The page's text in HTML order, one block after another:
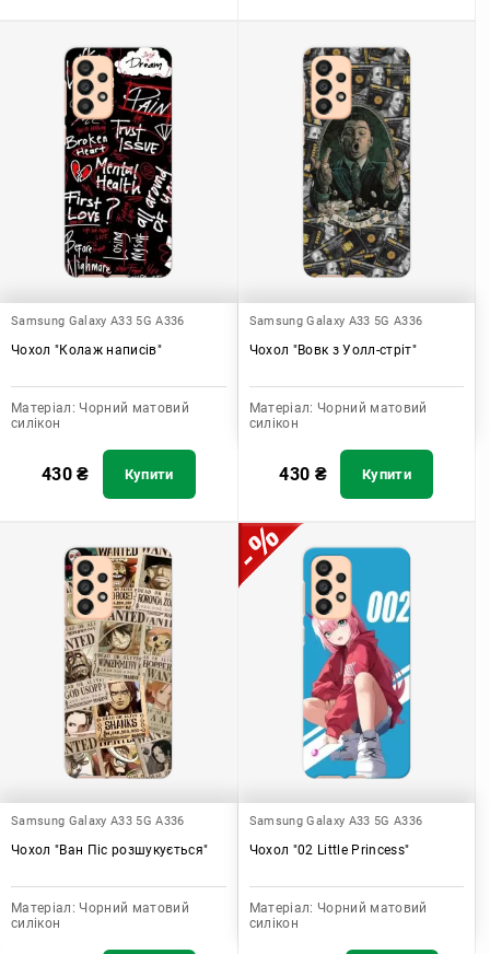
Samsung Galaxy A33 5G A336
Чохол "Колаж написів"
Матеріал: Чорний матовий
силікон
430₴ Купити
Samsung Galaxy A33 5G A336
Чохол "Вовк з Уолл-стріт"
Матеріал: Чорний матовий
силікон
430 ₴ Купити
Samsung Galaxy A33 5G A336
Чохол "Ван Піс розшукується"
Матеріал: Чорний матовий
силікон
Samsung Galaxy A33 5G A336
Чохол "02 Little Princess"
Матеріал: Чорний матовий
силікон